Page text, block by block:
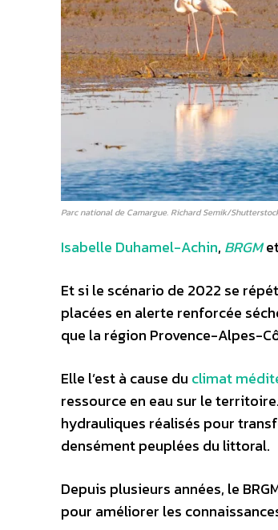
Parc national de Camargue. Richard Semik/
Isabelle Duhamel-Achin, BRGM
Et si le scénario de 2022 se
placées en alerte renforcée
que la région Provence-Alpes-
Elle l’est à cause du climat
ressource en eau sur le
hydrauliques réalisés pour
densément peuplées du littoral.
Depuis plusieurs années, le
pour améliorer les